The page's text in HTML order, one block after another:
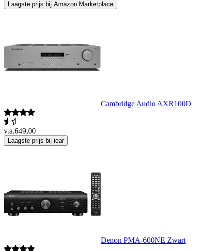
Laagste prijs bij Amazon Marketplace
Cambridge Audio AXR100D
v.a.649,00
Laagste prijs bij iear
Denon PMA-600NE Zwart